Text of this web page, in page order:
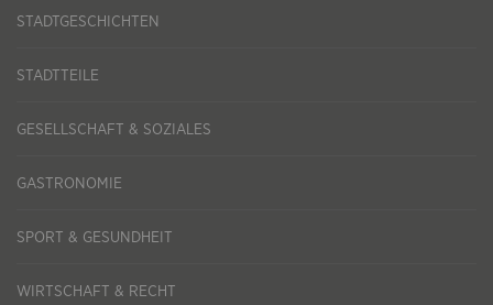
STADTGESCHICHTEN
STADTTEILE
GESELLSCHAFT & SOZIALES
GASTRONOMIE
SPORT & GESUNDHEIT
WIRTSCHAFT & RECHT